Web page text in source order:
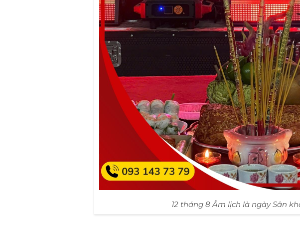
12 tháng 8 Âm lịch là ngày Sân